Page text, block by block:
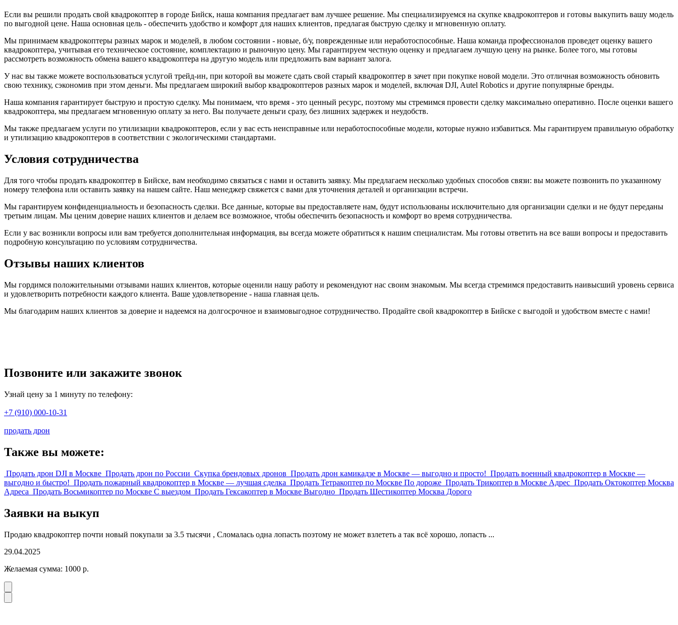
Если вы решили продать свой квадрокоптер в городе Бийск, наша компания предлагает вам лучшее решение. Мы специализируемся на скупке квадрокоптеров и готовы выкупить вашу модель
по выгодной цене. Наша основная цель - обеспечить удобство и комфорт для наших клиентов, предлагая быструю сделку и мгновенную оплату.
Мы принимаем квадрокоптеры разных марок и моделей, в любом состоянии - новые, б/у, поврежденные или неработоспособные. Наша команда профессионалов проведет оценку вашего
квадрокоптера, учитывая его техническое состояние, комплектацию и рыночную цену. Мы гарантируем честную оценку и предлагаем лучшую цену на рынке. Более того, мы готовы
рассмотреть возможность обмена вашего квадрокоптера на другую модель или предложить вам вариант залога.
У нас вы также можете воспользоваться услугой трейд-ин, при которой вы можете сдать свой старый квадрокоптер в зачет при покупке новой модели. Это отличная возможность обновить
свою технику, сэкономив при этом деньги. Мы предлагаем широкий выбор квадрокоптеров разных марок и моделей, включая DJI, Autel Robotics и другие популярные бренды.
Наша компания гарантирует быструю и простую сделку. Мы понимаем, что время - это ценный ресурс, поэтому мы стремимся провести сделку максимально оперативно. После оценки вашего
квадрокоптера, мы предлагаем мгновенную оплату за него. Вы получаете деньги сразу, без лишних задержек и неудобств.
Мы также предлагаем услуги по утилизации квадрокоптеров, если у вас есть неисправные или неработоспособные модели, которые нужно избавиться. Мы гарантируем правильную обработку
и утилизацию квадрокоптеров в соответствии с экологическими стандартами.
Условия сотрудничества
Для того чтобы продать квадрокоптер в Бийске, вам необходимо связаться с нами и оставить заявку. Мы предлагаем несколько удобных способов связи: вы можете позвонить по указанному
номеру телефона или оставить заявку на нашем сайте. Наш менеджер свяжется с вами для уточнения деталей и организации встречи.
Мы гарантируем конфиденциальность и безопасность сделки. Все данные, которые вы предоставляете нам, будут использованы исключительно для организации сделки и не будут переданы
третьим лицам. Мы ценим доверие наших клиентов и делаем все возможное, чтобы обеспечить безопасность и комфорт во время сотрудничества.
Если у вас возникли вопросы или вам требуется дополнительная информация, вы всегда можете обратиться к нашим специалистам. Мы готовы ответить на все ваши вопросы и предоставить
подробную консультацию по условиям сотрудничества.
Отзывы наших клиентов
Мы гордимся положительными отзывами наших клиентов, которые оценили нашу работу и рекомендуют нас своим знакомым. Мы всегда стремимся предоставить наивысший уровень сервиса
и удовлетворить потребности каждого клиента. Ваше удовлетворение - наша главная цель.
Мы благодарим наших клиентов за доверие и надеемся на долгосрочное и взаимовыгодное сотрудничество. Продайте свой квадрокоптер в Бийске с выгодой и удобством вместе с нами!
Позвоните или закажите звонок
Узнай цену за 1 минуту по телефону:
+7 (910) 000-10-31
продать дрон
Также вы можете:
Продать дрон DJI в Москве Продать дрон по России Скупка брендовых дронов Продать дрон камикадзе в Москве — выгодно и просто! Продать военный квадрокоптер в Москве —
выгодно и быстро! Продать пожарный квадрокоптер в Москве — лучшая сделка Продать Тетракоптер по Москве По дороже Продать Трикоптер в Москве Адрес Продать Октокоптер Москва
Адреса Продать Восьмикоптер по Москве С выездом Продать Гексакоптер в Москве Выгодно Продать Шестикоптер Москва Дорого
Заявки на выкуп
Продаю квадрокоптер почти новый покупали за 3.5 тысячи , Сломалась одна лопасть поэтому не может взлететь а так всё хорошо, лопасть ...
29.04.2025
Желаемая сумма: 1000 р.